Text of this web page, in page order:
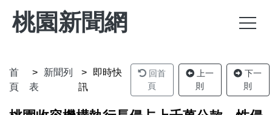
桃園新聞網
首
頁
新聞列
表
即時快
訊
回首
頁
上一
則
下一
則